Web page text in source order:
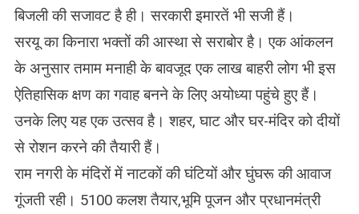
बिजली की सजावट है ही। सरकारी इमारतें भी सजी हैं।
सरयू का किनारा भक्तों की आस्था से सराबोर है। एक आंकलन
के अनुसार तमाम मनाही के बावजूद एक लाख बाहरी लोग भी इस
ऐतिहासिक क्षण का गवाह बनने के लिए अयोध्या पहुंचे हुए हैं।
उनके लिए यह एक उत्सव है। शहर, घाट और घर-मंदिर को दीयों
से रोशन करने की तैयारी हैं।
राम नगरी के मंदिरों में नाटकों की घंटियों और घुंघरू की आवाज
गूंजती रही। 5100 कलश तैयार,भूमि पूजन और प्रधानमंत्री